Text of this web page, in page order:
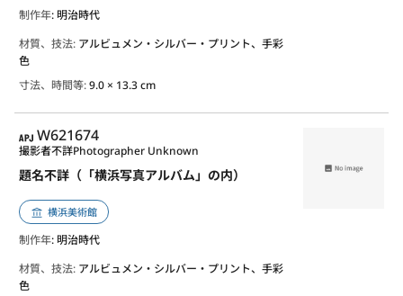
制作年: 明治時代
材質、技法: アルビュメン・シルバー・プリント、手彩
色
寸法、時間等:9.0 × 13.3 cm
APJ
W621674
題名不詳（「横浜写真アルバム」の内）
撮影者不詳Photographer Unknown
横浜美術館
制作年: 明治時代
材質、技法: アルビュメン・シルバー・プリント、手彩
色